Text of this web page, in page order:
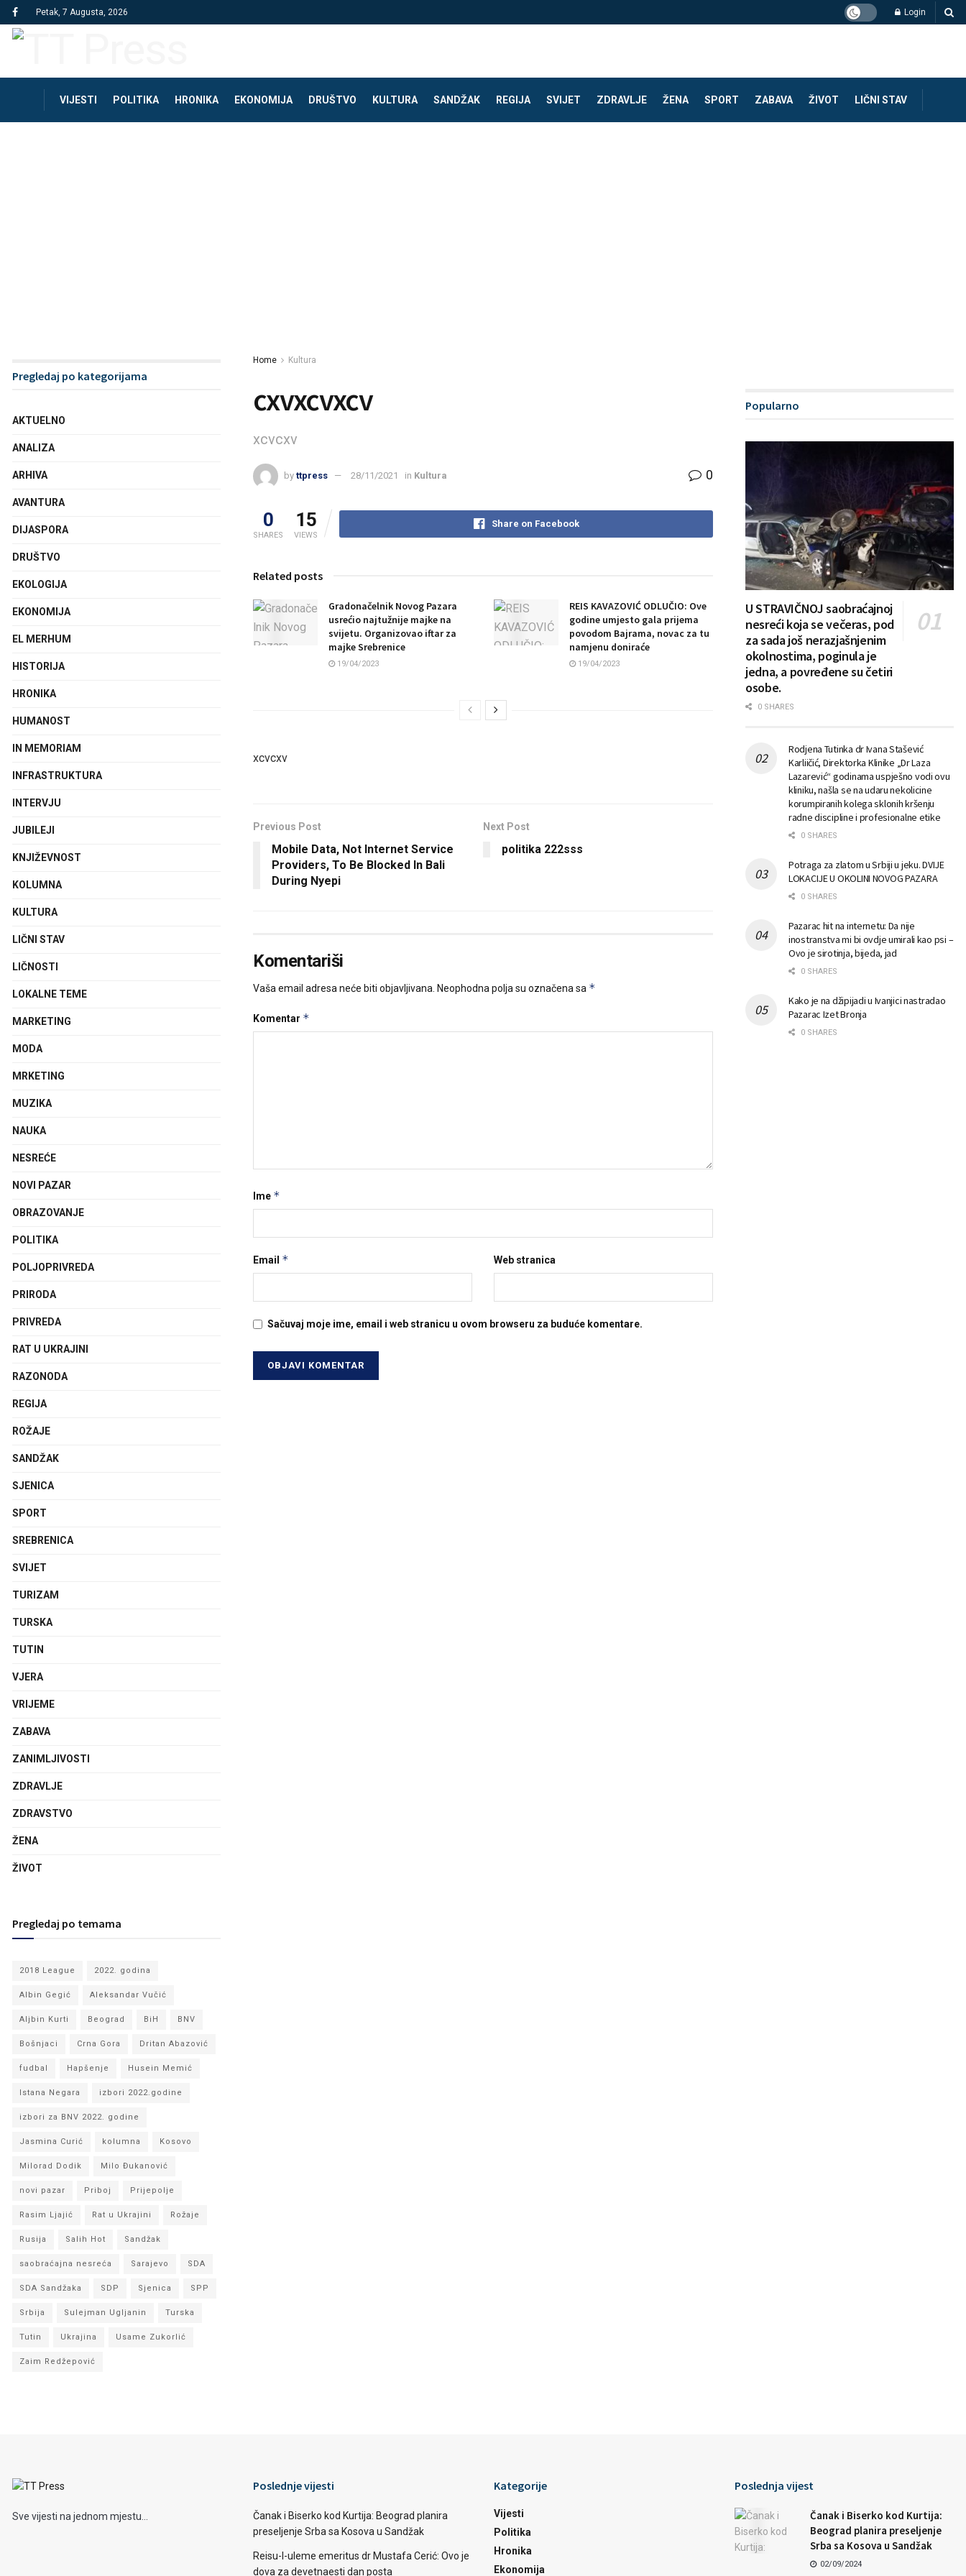
Petak, 7 Augusta, 2026 Login
VIJESTI POLITIKA HRONIKA EKONOMIJA DRUŠTVO KULTURA SANDŽAK REGIJA SVIJET ZDRAVLJE ŽENA SPORT ZABAVA ŽIVOT LIČNI STAV
Home Kultura
cxvxcvxcv
xcvcxv
by ttpress 28/11/2021 in Kultura 0
0
SHARES
15
VIEWS
Share on Facebook
Related posts
Gradonačelnik Novog Pazara
usrećio najtužnije majke na
svijetu. Organizovao iftar za
majke Srebrenice
19/04/2023
REIS KAVAZOVIĆ ODLUČIO: Ove
godine umjesto gala prijema
povodom Bajrama, novac za tu
namjenu doniraće
19/04/2023
xcvcxv
Previous Post
Mobile Data, Not Internet Service
Providers, To Be Blocked In Bali
During Nyepi
Next Post
politika 222sss
Komentariši
Vaša email adresa neće biti objavljivana. Neophodna polja su označena sa *
Komentar *
Ime *
Email * Web stranica
Sačuvaj moje ime, email i web stranicu u ovom browseru za buduće komentare.
Pregledaj po kategorijama
AKTUELNO
ANALIZA
ARHIVA
AVANTURA
DIJASPORA
DRUŠTVO
EKOLOGIJA
EKONOMIJA
EL MERHUM
HISTORIJA
HRONIKA
HUMANOST
IN MEMORIAM
INFRASTRUKTURA
INTERVJU
JUBILEJI
KNJIŽEVNOST
KOLUMNA
KULTURA
LIČNI STAV
LIČNOSTI
LOKALNE TEME
MARKETING
MODA
MRKETING
MUZIKA
NAUKA
NESREĆE
NOVI PAZAR
OBRAZOVANJE
POLITIKA
POLJOPRIVREDA
PRIRODA
PRIVREDA
RAT U UKRAJINI
RAZONODA
REGIJA
ROŽAJE
SANDŽAK
SJENICA
SPORT
SREBRENICA
SVIJET
TURIZAM
TURSKA
TUTIN
VJERA
VRIJEME
ZABAVA
ZANIMLJIVOSTI
ZDRAVLJE
ZDRAVSTVO
ŽENA
ŽIVOT
Pregledaj po temama
2018 League 2022. godina
Albin Gegić Aleksandar Vučić
Aljbin Kurti Beograd BiH BNV
Bošnjaci Crna Gora Dritan Abazović
fudbal Hapšenje Husein Memić
Istana Negara izbori 2022.godine
izbori za BNV 2022. godine
Jasmina Curić kolumna Kosovo
Milorad Dodik Milo Đukanović
novi pazar Priboj Prijepolje
Rasim Ljajić Rat u Ukrajini Rožaje
Rusija Salih Hot Sandžak
saobraćajna nesreća Sarajevo SDA
SDA Sandžaka SDP Sjenica SPP
Srbija Sulejman Ugljanin Turska
Tutin Ukrajina Usame Zukorlić
Zaim Redžepović
Popularno
U STRAVIČNOJ saobraćajnoj
nesreći koja se večeras, pod
za sada još nerazjašnjenim
okolnostima, poginula je
jedna, a povređene su četiri
osobe.
0 SHARES
Rodjena Tutinka dr Ivana Stašević
Karliičić, Direktorka Klinike „Dr Laza
Lazarević“ godinama uspješno vodi ovu
kliniku, našla se na udaru nekolicine
korumpiranih kolega sklonih kršenju
radne discipline i profesionalne etike
0 SHARES
Potraga za zlatom u Srbiji u jeku. DVIJE
LOKACIJE U OKOLINI NOVOG PAZARA
0 SHARES
Pazarac hit na internetu: Da nije
inostranstva mi bi ovdje umirali kao psi –
Ovo je sirotinja, bijeda, jad
0 SHARES
Kako je na džipijadi u Ivanjici nastradao
Pazarac Izet Bronja
0 SHARES
Sve vijesti na jednom mjestu...
Poslednje vijesti
Čanak i Biserko kod Kurtija: Beograd planira
preseljenje Srba sa Kosova u Sandžak
Reisu-l-uleme emeritus dr Mustafa Cerić: Ovo je
dova za devetnaesti dan posta
Kategorije
Vijesti
Politika
Hronika
Ekonomija
Poslednja vijest
Čanak i Biserko kod Kurtija:
Beograd planira preseljenje
Srba sa Kosova u Sandžak
02/09/2024